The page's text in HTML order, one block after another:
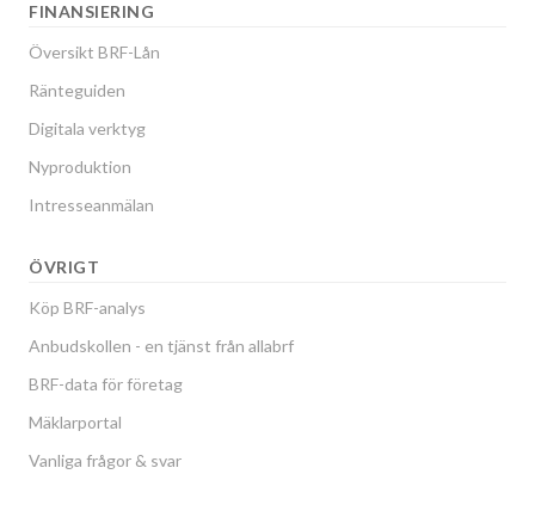
FINANSIERING
Översikt BRF-Lån
Ränteguiden
Digitala verktyg
Nyproduktion
Intresseanmälan
ÖVRIGT
Köp BRF-analys
Anbudskollen - en tjänst från allabrf
BRF-data för företag
Mäklarportal
Vanliga frågor & svar